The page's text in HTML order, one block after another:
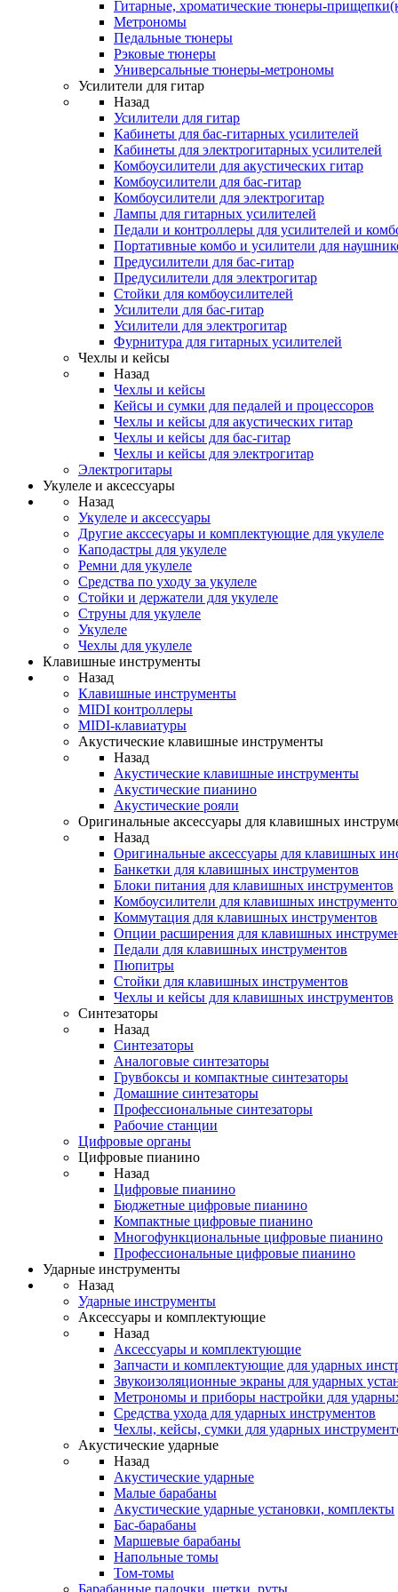
Гитарные, хроматические тюнеры-
Метрономы
Педальные тюнеры
Рэковые тюнеры
Универсальные тюнеры-метрономы
Усилители для гитар
Назад
Усилители для гитар
Кабинеты для бас-гитарных усилителей
Кабинеты для электрогитарных усилителей
Комбоусилители для акустических гитар
Комбоусилители для бас-гитар
Комбоусилители для электрогитар
Лампы для гитарных усилителей
Педали и контроллеры для усилителей и
Портативные комбо и усилители для
Предусилители для бас-гитар
Предусилители для электрогитар
Стойки для комбоусилителей
Усилители для бас-гитар
Усилители для электрогитар
Фурнитура для гитарных усилителей
Чехлы и кейсы
Назад
Чехлы и кейсы
Кейсы и сумки для педалей и процессоров
Чехлы и кейсы для акустических гитар
Чехлы и кейсы для бас-гитар
Чехлы и кейсы для электрогитар
Электрогитары
Укулеле и аксессуары
Назад
Укулеле и аксессуары
Другие акссесуары и комплектующие для укулеле
Каподастры для укулеле
Ремни для укулеле
Средства по уходу за укулеле
Стойки и держатели для укулеле
Струны для укулеле
Укулеле
Чехлы для укулеле
Клавишные инструменты
Назад
Клавишные инструменты
MIDI контроллеры
MIDI-клавиатуры
Акустические клавишные инструменты
Назад
Акустические клавишные инструменты
Акустические пианино
Акустические рояли
Оригинальные аксессуары для клавишных
Назад
Оригинальные аксессуары для клавишных
Банкетки для клавишных инструментов
Блоки питания для клавишных инструментов
Комбоусилители для клавишных
Коммутация для клавишных инструментов
Опции расширения для клавишных
Педали для клавишных инструментов
Пюпитры
Стойки для клавишных инструментов
Чехлы и кейсы для клавишных инструментов
Синтезаторы
Назад
Синтезаторы
Аналоговые синтезаторы
Грувбоксы и компактные синтезаторы
Домашние синтезаторы
Профессиональные синтезаторы
Рабочие станции
Цифровые органы
Цифровые пианино
Назад
Цифровые пианино
Бюджетные цифровые пианино
Компактные цифровые пианино
Многофункциональные цифровые пианино
Профессиональные цифровые пианино
Ударные инструменты
Назад
Ударные инструменты
Аксессуары и комплектующие
Назад
Аксессуары и комплектующие
Запчасти и комплектующие для ударных
Звукоизоляционные экраны для ударных
Метрономы и приборы настройки для
Средства ухода для ударных инструментов
Чехлы, кейсы, сумки для ударных
Акустические ударные
Назад
Акустические ударные
Mалые барабаны
Акустические ударные установки, комплекты
Бас-барабаны
Маршевые барабаны
Напольные томы
Том-томы
Барабанные палочки, щетки, руты